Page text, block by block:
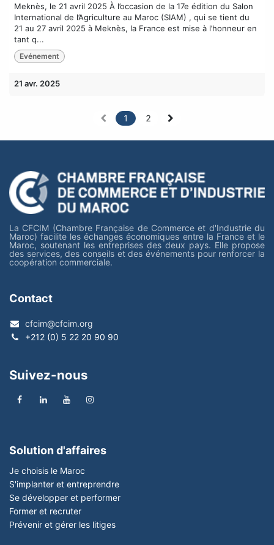
Meknès, le 21 avril 2025 À l’occasion de la 17e édition du Salon
International de l’Agriculture au Maroc (SIAM) , qui se tient du
21 au 27 avril 2025 à Meknès, la France est mise à l’honneur en
tant q...
Evénement
21 avr. 2025
1 2
La CFCIM (Chambre Française de Commerce et d'Industrie du
Maroc) facilite les échanges économiques entre la France et le
Maroc, soutenant les entreprises des deux pays. Elle propose
des services, des conseils et des événements pour renforcer la
coopération commerciale.
Contact
cfcim@cfcim.org
+212 (0) 5 22 20 90 90
Suivez-nous
Solution d'affaires
Je choisis le Maroc
S'implanter et entreprendre
Se développer et performer
Former et recruter
Prévenir et gérer les litiges